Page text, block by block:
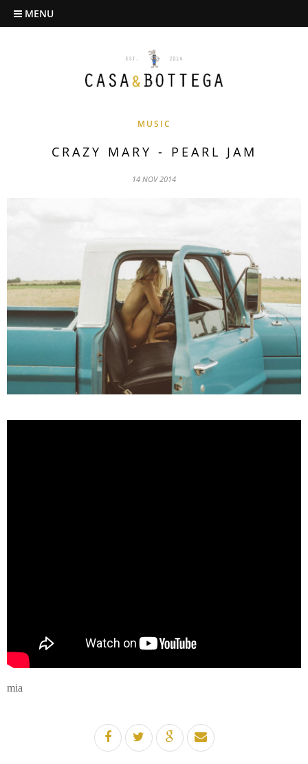
MENU
MUSIC
CRAZY MARY - PEARL JAM
14 NOV 2014
mia